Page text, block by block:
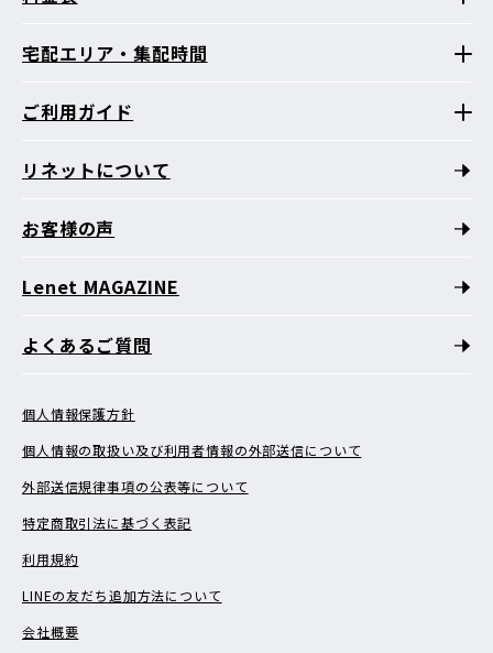
宅配エリア・集配時間
ご利用ガイド
リネットについて
お客様の声
Lenet MAGAZINE
よくあるご質問
個人情報保護方針
個人情報の取扱い及び利用者情報の外部送信について
外部送信規律事項の公表等について
特定商取引法に基づく表記
利用規約
LINEの友だち追加方法について
会社概要